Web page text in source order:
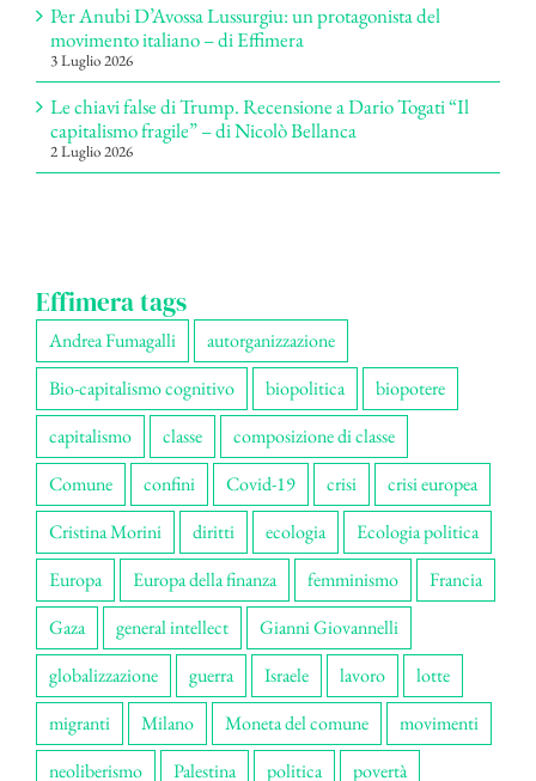
Per Anubi D’Avossa Lussurgiu: un protagonista del
movimento italiano – di Effimera
3 Luglio 2026
Le chiavi false di Trump. Recensione a Dario Togati “Il
capitalismo fragile” – di Nicolò Bellanca
2 Luglio 2026
Effimera tags
Andrea Fumagalli
autorganizzazione
Bio-capitalismo cognitivo
biopolitica
biopotere
capitalismo
classe
composizione di classe
Comune
confini Covid-19 crisi
crisi europea
Cristina Morini
diritti ecologia
Ecologia politica
Europa
Europa della finanza femminismo
Francia
Gaza
general intellect
Gianni Giovannelli
globalizzazione
guerra Israele lavoro
lotte
migranti
Milano Moneta del comune
movimenti
neoliberismo
Palestina politica povertà